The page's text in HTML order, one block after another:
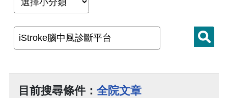
目前搜尋條件： 全院文章